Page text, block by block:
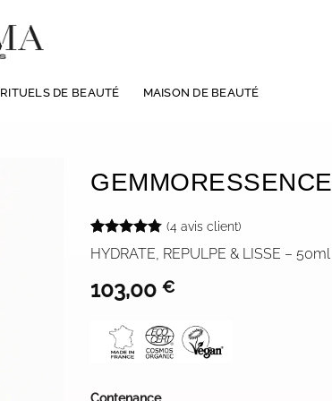
RITUELS DE BEAUTÉ MAISON DE BEAUTÉ
GEMMORESSENCE
Noté4.75
sur 5 basé
4
notations
client
(4 avis client)
HYDRATE, REPULPE & LISSE – 50ml
103,00 €